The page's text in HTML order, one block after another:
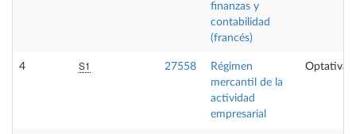
finanzas y
contabilidad
(francés)
4 S1 27558
Régimen
mercantil de la
actividad
empresarial
Optativa